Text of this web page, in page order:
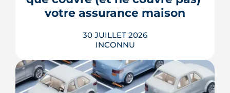
LIRE L'ARTICLE
votre assurance maison
30 JUILLET 2026
INCONNU